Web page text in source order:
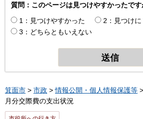
質問：このページは見つけやすかったです
1：見つけやすかった
2：見つけ
3：どちらともいえない
箕面市 > 市政 >情報公開・個人情報保護等 >
月分交際費の支出状況